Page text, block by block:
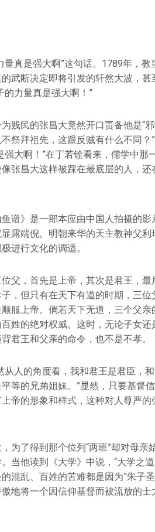
量真是强大啊”这句话。1789年，教
武断决定即将引发的轩然大波，
的力量真是强大啊！”
贱民的张昌大竟然开口责备他是“
祭拜祖先，这跟反贼有什么不同
强大啊！”在丁若铨看来，儒学中
张昌大这样被踩在最底层的人，还
谱》是一部本应由中国人拍摄的
露端倪。明朝来华的天主教神父利
进行文化的调适。
父，首先是上帝，其次是君王，
，但只有在天下有道的时期，三
服上帝。倘若天下无道，三个父
姓的绝对权威。这时，无论子女还
君王和父亲的命令，也不是不孝。
从人的角度看，我和君王是君臣，
等的兄弟姐妹。”显然，只要基督
帝的形象和样式，这种对人尊严
为了得到那个位列“两班”却对母
当他读到《大学》中说，“大学之
混乱、百姓的苦难都是因为”朱子
地将一个因信仰基督而被流放的